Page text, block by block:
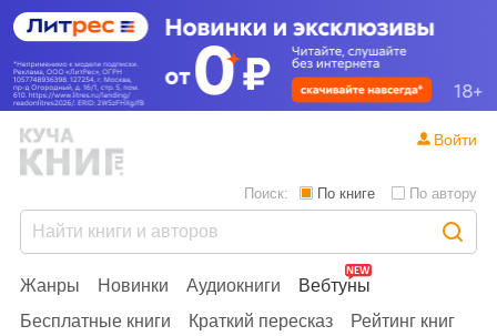
Жанры Новинки Аудиокниги
Вебтуны
Бесплатные книги
Краткий пересказ
Рейтинг книг
Поиск: По книге По автору
Войти